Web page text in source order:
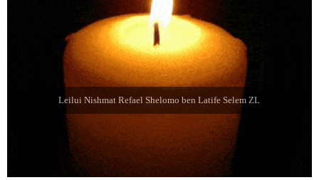
Leilui Nishmat Refael Shelomo ben Latife Selem ZL